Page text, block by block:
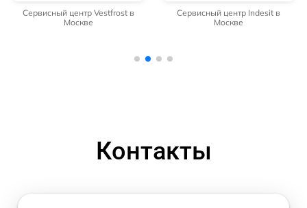
Сервисный центр Vestfrost в
Москве
Сервисный центр Indesit в
Москве
Контакты